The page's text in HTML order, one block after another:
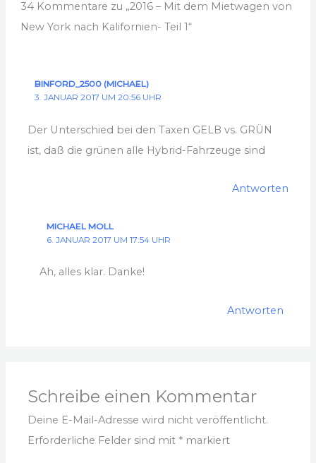
34 Kommentare zu „2016 – Mit dem Mietwagen von
New York nach Kalifornien- Teil 1“
BINFORD_2500 (MICHAEL)
3. JANUAR 2017 UM 20:56 UHR
Der Unterschied bei den Taxen GELB vs. GRÜN
ist, daß die grünen alle Hybrid-Fahrzeuge sind
Antworten
MICHAEL MOLL
6. JANUAR 2017 UM 17:54 UHR
Ah, alles klar. Danke!
Antworten
Schreibe einen Kommentar
Deine E-Mail-Adresse wird nicht veröffentlicht.
Erforderliche Felder sind mit * markiert